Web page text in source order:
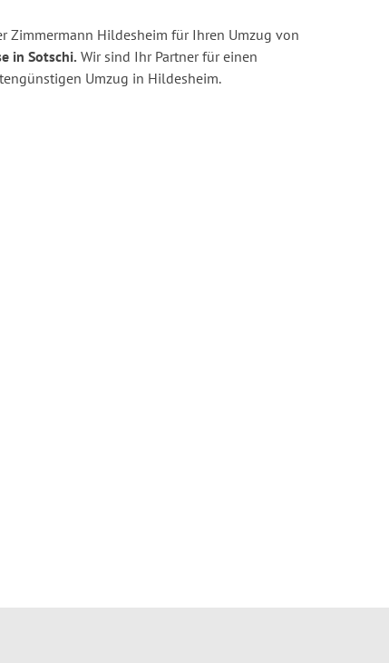
Zimmermann Hildesheim für Ihren Umzug von
in Sotschi. Wir sind Ihr Partner für einen
Umzug in Hildesheim.